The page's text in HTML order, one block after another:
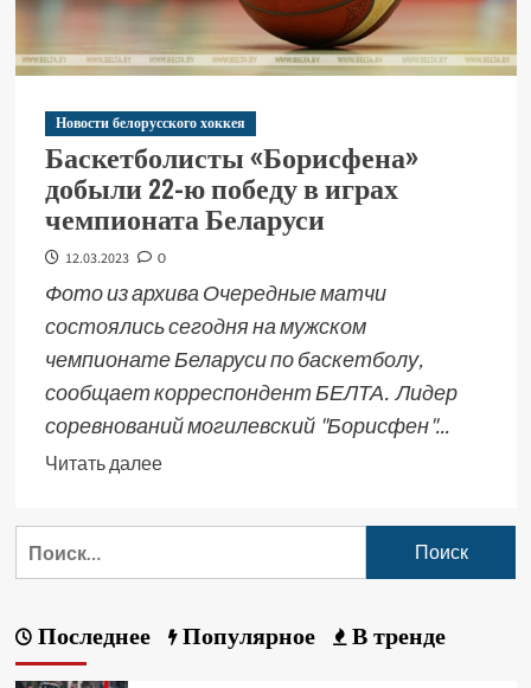
Новости белорусского хоккея
Баскетболисты «Борисфена»
добыли 22-ю победу в играх
чемпионата Беларуси
12.03.2023 0
Фото из архива Очередные матчи
состоялись сегодня на мужском
чемпионате Беларуси по баскетболу,
сообщает корреспондент БЕЛТА. Лидер
соревнований могилевский "Борисфен"...
Читать далее
Последнее Популярное В тренде